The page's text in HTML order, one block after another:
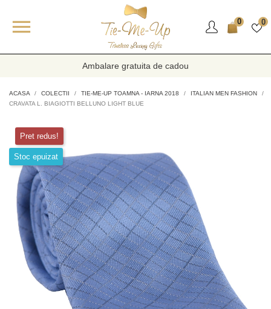
 0 0
Ambalare gratuita de cadou
ACASA COLECTII TIE-ME-UP TOAMNA - IARNA 2018
ITALIAN MEN FASHION
CRAVATA L. BIAGIOTTI BELLUNO LIGHT BLUE
Pret redus!
Stoc epuizat